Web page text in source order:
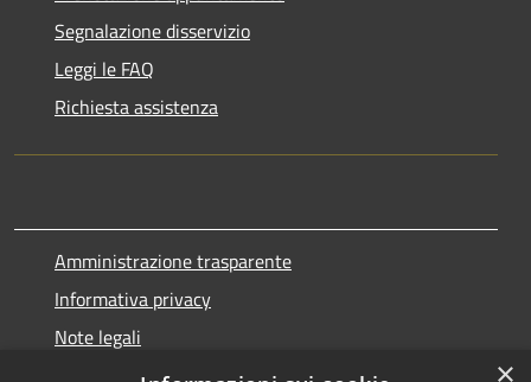
Segnalazione disservizio
Leggi le FAQ
Richiesta assistenza
Amministrazione trasparente
Informativa privacy
Note legali
Dichiarazione di accessibilità
×